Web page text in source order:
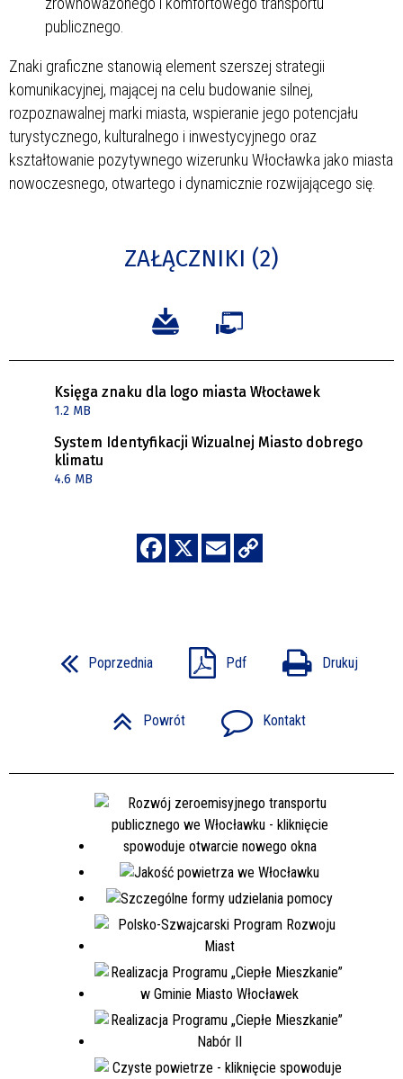
publicznego.
Znaki graficzne stanowią element szerszej strategii
komunikacyjnej, mającej na celu budowanie silnej,
rozpoznawalnej marki miasta, wspieranie jego potencjału
turystycznego, kulturalnego i inwestycyjnego oraz
kształtowanie pozytywnego wizerunku Włocławka jako miasta
nowoczesnego, otwartego i dynamicznie rozwijającego się.
ZAŁĄCZNIKI (2)
Księga znaku dla logo miasta Włocławek
1.2 MB
System Identyfikacji Wizualnej Miasto dobrego
klimatu
4.6 MB
Poprzednia Pdf Drukuj
Powrót Kontakt